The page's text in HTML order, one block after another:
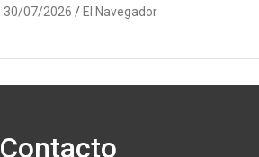
30/07/2026 El Navegador
Contacto